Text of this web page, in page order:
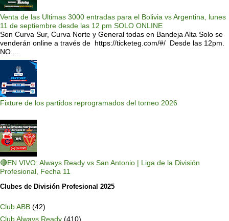
Venta de las Ultimas 3000 entradas para el Bolivia vs Argentina, lunes
11 de septiembre desde las 12 pm SOLO ONLINE
Son Curva Sur, Curva Norte y General todas en Bandeja Alta Solo se
venderán online a través de https://ticketeg.com/#/ Desde las 12pm.
NO ...
Fixture de los partidos reprogramados del torneo 2026
🔴EN VIVO: Always Ready vs San Antonio | Liga de la División
Profesional, Fecha 11
Clubes de División Profesional 2025
Club ABB (42)
Club Always Ready (410)